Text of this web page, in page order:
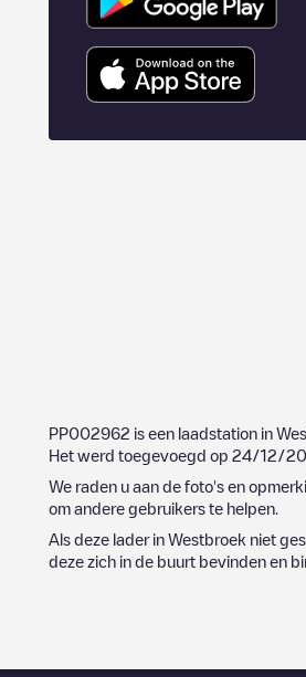
PP002962 is een laadstation in
Het werd toegevoegd op 24/12/
We raden u aan de foto's en
om andere gebruikers te helpen.
Als deze lader in Westbroek niet
deze zich in de buurt bevinden en